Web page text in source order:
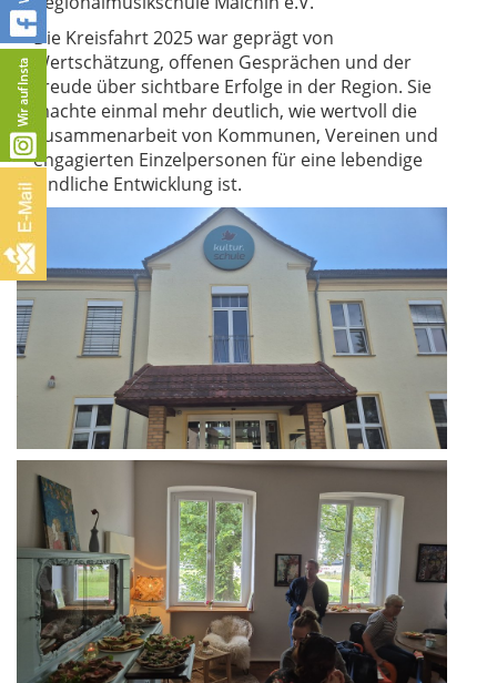
Die Kreisfahrt 2025 war geprägt von
Wertschätzung, offenen Gesprächen und der
Freude über sichtbare Erfolge in der Region. Sie
machte einmal mehr deutlich, wie wertvoll die
Zusammenarbeit von Kommunen, Vereinen und
engagierten Einzelpersonen für eine lebendige
ländliche Entwicklung ist.